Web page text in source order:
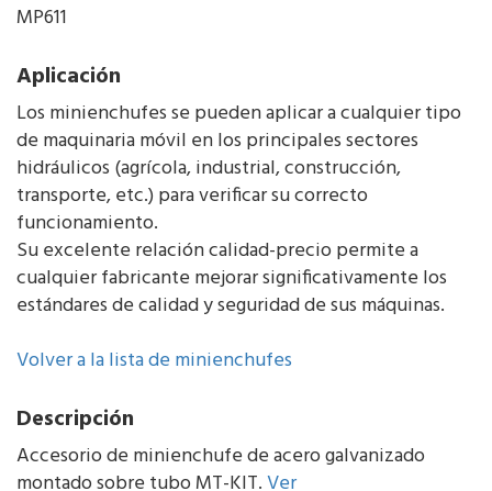
MP611
Aplicación
Los minienchufes se pueden aplicar a cualquier tipo
de maquinaria móvil en los principales sectores
hidráulicos (agrícola, industrial, construcción,
transporte, etc.) para verificar su correcto
funcionamiento.
Su excelente relación calidad-precio permite a
cualquier fabricante mejorar significativamente los
estándares de calidad y seguridad de sus máquinas.
Volver a la lista de minienchufes
Descripción
Accesorio de minienchufe de acero galvanizado
montado sobre tubo MT-KIT.Ver